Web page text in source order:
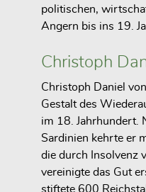
politischen,
Angern bis ins 19.
Christoph
Christoph Daniel
Gestalt des
im 18. Jahrhundert.
Sardinien kehrte er
die durch Insolvenz
vereinigte das Gut
stiftete 600